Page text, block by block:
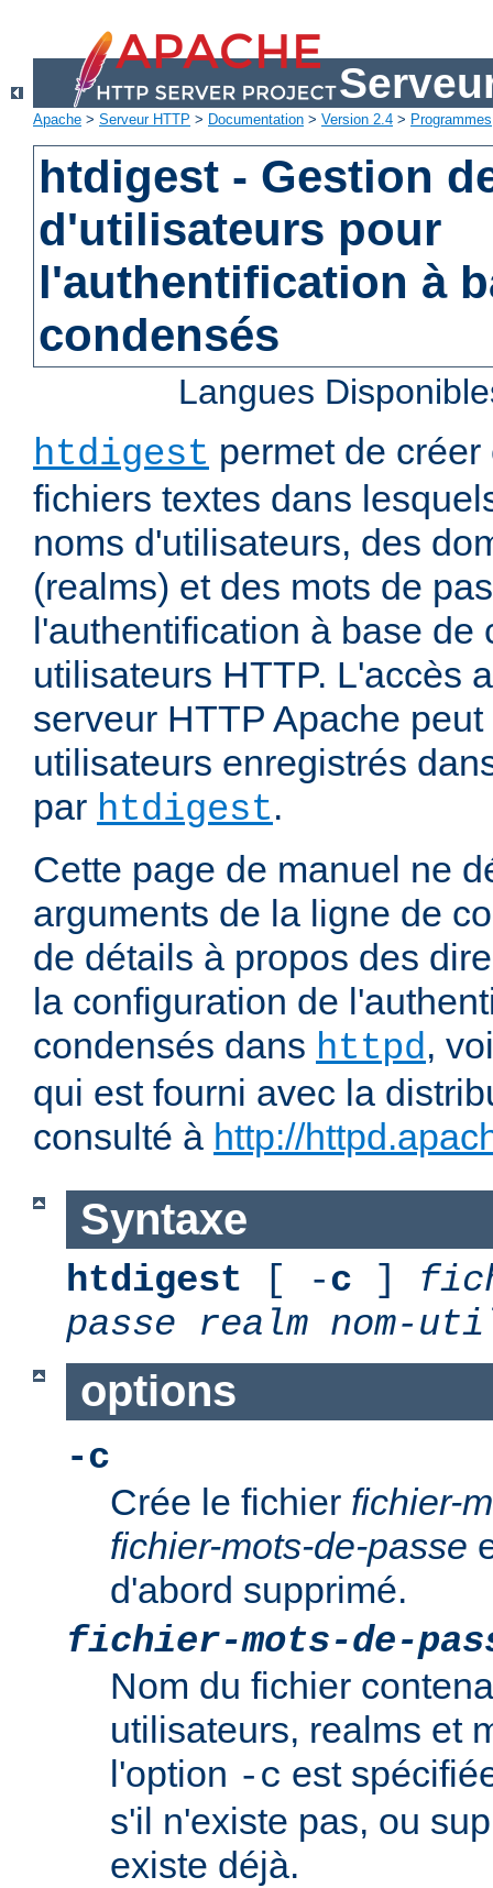
Apache > Serveur HTTP > Documentation > Version 2.4 > Programmes
htdigest - Gestion
d'utilisateurs pour
l'authentification à
condensés
Langues
htdigest permet de
fichiers textes dans
noms d'utilisateurs, des
(realms) et des mots de
l'authentification à base de
utilisateurs HTTP. L'accès
serveur HTTP Apache
utilisateurs enregistrés
par htdigest.
Cette page de manuel ne
arguments de la ligne de
de détails à propos des
la configuration de
condensés dans httpd,
qui est fourni avec la
consulté à http://
Syntaxe
htdigest [ -c ]
passe
realm nom-
options
-c
Crée le fichier fichier-
fichier-mots-de-passe
d'abord supprimé.
fichier-mots-de-
Nom du fichier
utilisateurs, realms et
l'option -c est
s'il n'existe pas, ou
existe déjà.